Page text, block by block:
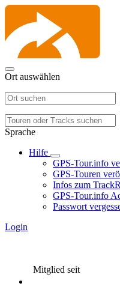
Ort auswählen
Sprache
Hilfe
GPS-Tour.info
GPS-Touren
Infos zum
GPS-Tour.info
Passwort
Login
Mitglied seit